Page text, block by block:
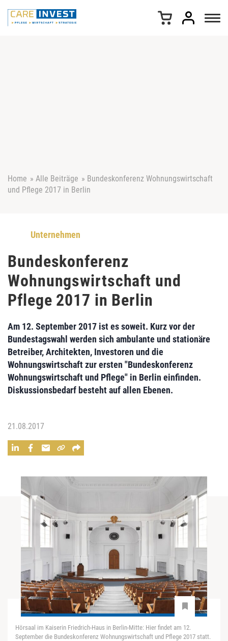
Home » Alle Beiträge » Bundeskonferenz Wohnungswirtschaft
und Pflege 2017 in Berlin
Unternehmen
Bundeskonferenz
Wohnungswirtschaft und
Pflege 2017 in Berlin
Am 12. September 2017 ist es soweit. Kurz vor der
Bundestagswahl werden sich ambulante und stationäre
Betreiber, Architekten, Investoren und die
Wohnungswirtschaft zur ersten "Bundeskonferenz
Wohnungswirtschaft und Pflege" in Berlin einfinden.
Diskussionsbedarf besteht auf allen Ebenen.
21.08.2017
Hörsaal im Kaiserin Friedrich-Haus in Berlin-Mitte: Hier findet am 12.
September die Bundeskonferenz Wohnungswirtschaft und Pflege 2017 statt.